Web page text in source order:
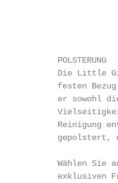
POLSTERUNG
Die Little
festen
er sowohl
Vielseitigkeit,
Reinigung
gepolstert,
Wählen Sie
exklusiven